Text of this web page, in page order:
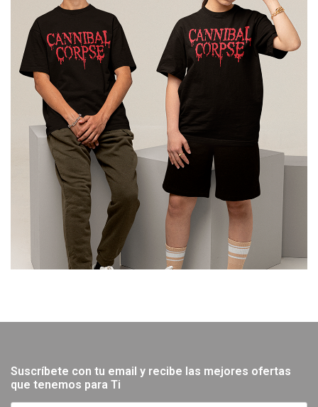
Suscríbete con tu email y recibe las mejores ofertas
que tenemos para Ti